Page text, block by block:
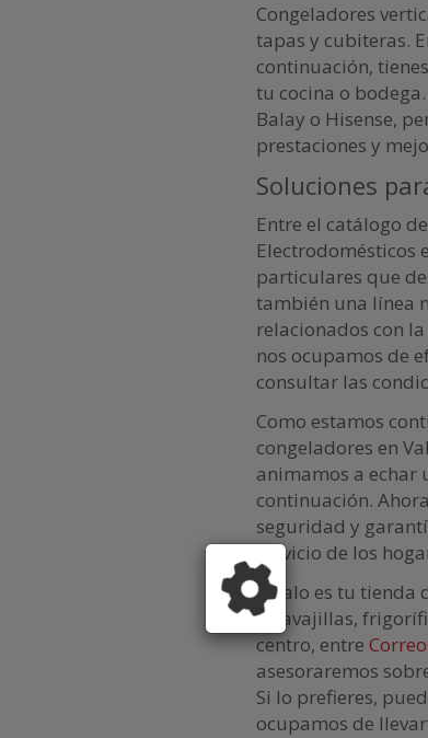
Congeladores
tapas y cubiteras.
continuación,
tu cocina o
Balay o Hisense,
prestaciones y
Soluciones
Entre el catálogo
Electrodomésticos
particulares que
también una línea
relacionados con
nos ocupamos de
consultar las
Como estamos
congeladores en
animamos a echar
continuación.
seguridad y
servicio de los
Ópalo es tu tienda
lavavajillas,
centro, entre
asesoraremos
Si lo prefieres,
ocupamos de